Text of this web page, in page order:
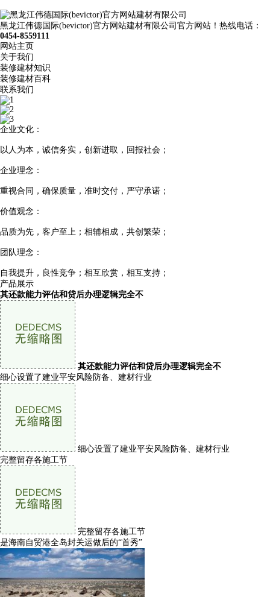
黑龙江伟德国际(bevictor)官方网站建材有限公司官方网站！热线电话：
0454-8559111
网站主页
关于我们
装修建材知识
装修建材百科
联系我们
企业文化：
以人为本，诚信务实，创新进取，回报社会；
企业理念：
重视合同，确保质量，准时交付，严守承诺；
价值观念：
品质为先，客户至上；相辅相成，共创繁荣；
团队理念：
自我提升，良性竞争；相互欣赏，相互支持；
产品展示
其还款能力评估和贷后办理逻辑完全不
其还款能力评估和贷后办理逻辑完全不
细心设置了建业平安风险防备、建材行业
细心设置了建业平安风险防备、建材行业
完整留存各施工节
完整留存各施工节
是海南自贸港全岛封关运做后的“首秀”